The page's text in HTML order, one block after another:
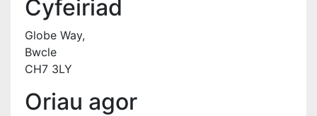
Cyfeiriad
Globe Way,
Bwcle
CH7 3LY
Oriau agor